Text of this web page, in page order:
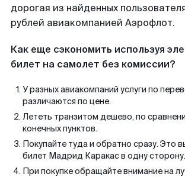
дорогая из найденных
рублей авиакомпанией Аэрофлот.
Как еще сэкономить используя
билет на самолет без комиссии?
У разных авиакомпаний услуги по
различаются по цене.
Лететь транзитом дешево, по
конечных пунктов.
Покупайте туда и обратно сразу. Это
билет Мадрид Каракас в одну сторону.
При покупке обращайте внимание на